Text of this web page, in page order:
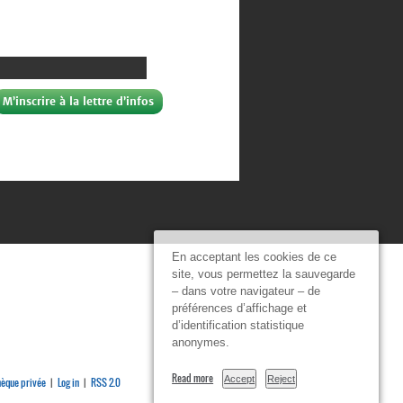
En acceptant les cookies de ce
site, vous permettez la sauvegarde
– dans votre navigateur – de
préférences d’affichage et
d’identification statistique
anonymes.
Read more Accept Reject
privée | Log in | RSS 2.0